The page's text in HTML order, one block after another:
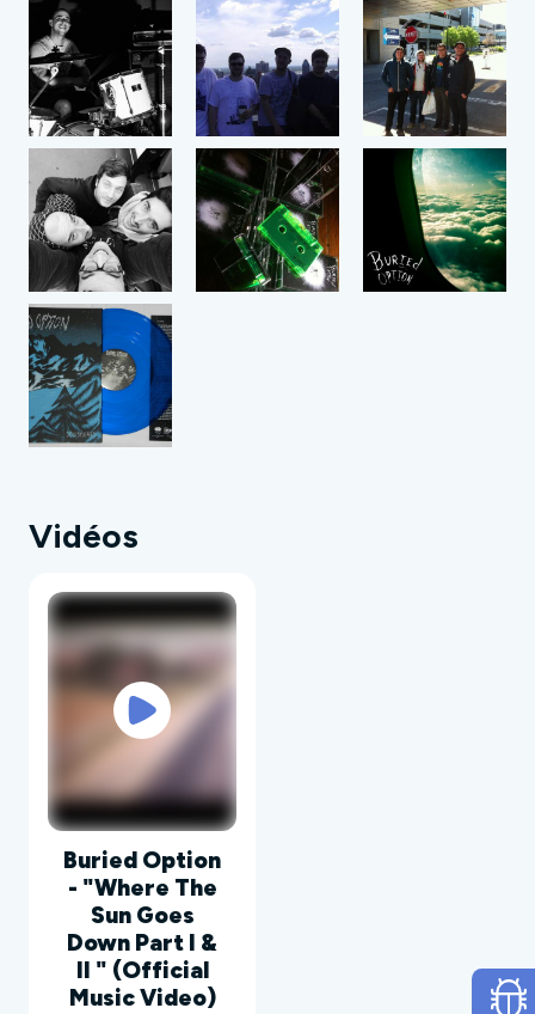
Vidéos
Buried Option
- "Where The
Sun Goes
Down Part I &
II " (Official
Music Video)